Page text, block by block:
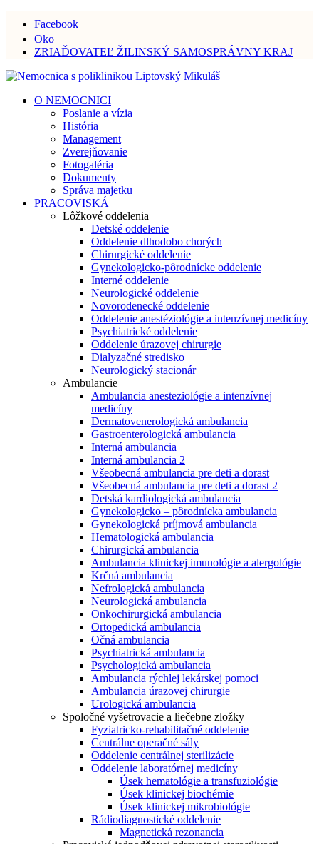
Facebook
Oko
ZRIAĎOVATEĽ ŽILINSKÝ SAMOSPRÁVNY KRAJ
O NEMOCNICI
Poslanie a vízia
História
Management
Zverejňovanie
Fotogaléria
Dokumenty
Správa majetku
PRACOVISKÁ
Lôžkové oddelenia
Detské oddelenie
Oddelenie dlhodobo chorých
Chirurgické oddelenie
Gynekologicko-pôrodnícke oddelenie
Interné oddelenie
Neurologické oddelenie
Novorodenecké oddelenie
Oddelenie anestéziológie a intenzívnej medicíny
Psychiatrické oddelenie
Oddelenie úrazovej chirurgie
Dialyzačné stredisko
Neurologický stacionár
Ambulancie
Ambulancia anesteziológie a intenzívnej
medicíny
Dermatovenerologická ambulancia
Gastroenterologická ambulancia
Interná ambulancia
Interná ambulancia 2
Všeobecná ambulancia pre deti a dorast
Všeobecná ambulancia pre deti a dorast 2
Detská kardiologická ambulancia
Gynekologicko – pôrodnícka ambulancia
Gynekologická príjmová ambulancia
Hematologická ambulancia
Chirurgická ambulancia
Ambulancia klinickej imunológie a alergológie
Krčná ambulancia
Nefrologická ambulancia
Neurologická ambulancia
Onkochirurgická ambulancia
Ortopedická ambulancia
Očná ambulancia
Psychiatrická ambulancia
Psychologická ambulancia
Ambulancia rýchlej lekárskej pomoci
Ambulancia úrazovej chirurgie
Urologická ambulancia
Spoločné vyšetrovacie a liečebne zložky
Fyziatricko-rehabilitačné oddelenie
Centrálne operačné sály
Oddelenie centrálnej sterilizácie
Oddelenie laboratórnej medicíny
Úsek hematológie a transfuziológie
Úsek klinickej biochémie
Úsek klinickej mikrobiológie
Rádiodiagnostické oddelenie
Magnetická rezonancia